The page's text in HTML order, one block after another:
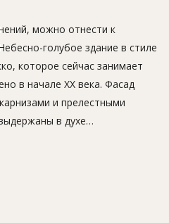
можно отнести к
голубое здание в стиле
которое сейчас занимает
в начале XX века. Фасад
и прелестными
в духе
великого русского